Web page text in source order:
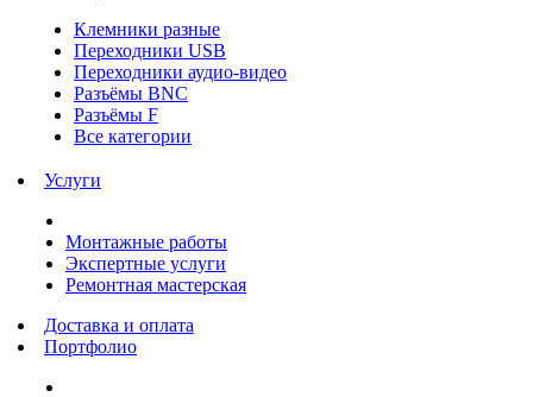
Клемники разные
Переходники USB
Переходники аудио-видео
Разъёмы BNC
Разъёмы F
Все категории
Услуги
Монтажные работы
Экспертные услуги
Ремонтная мастерская
Доставка и оплата
Портфолио